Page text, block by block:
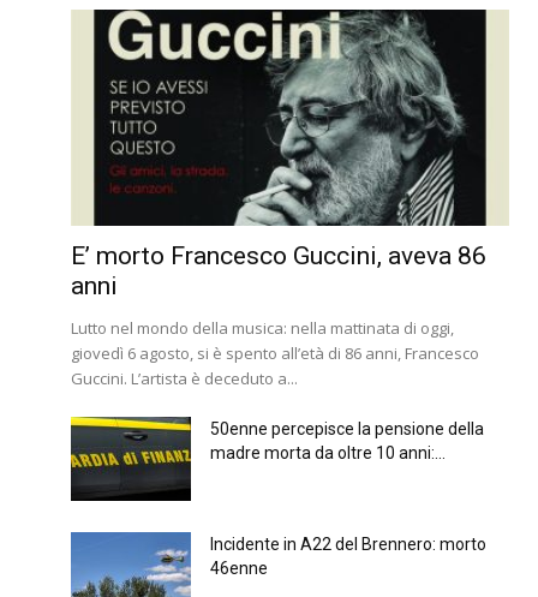
E’ morto Francesco Guccini, aveva 86
anni
Lutto nel mondo della musica: nella mattinata di oggi,
giovedì 6 agosto, si è spento all’età di 86 anni, Francesco
Guccini. L’artista è deceduto a...
50enne percepisce la pensione della
madre morta da oltre 10 anni:...
Incidente in A22 del Brennero: morto
46enne